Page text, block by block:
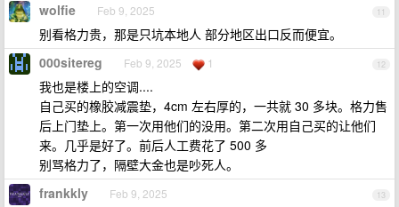
11
wolfie Feb 9, 2025
别看格力贵，那是只坑本地人 部分地区出口反而便宜。
12
000sitereg Feb 9, 2025 1
我也是楼上的空调....
自己买的橡胶减震垫，4cm 左右厚的，一共就 30 多块。格力售
后上门垫上。第一次用他们的没用。第二次用自己买的让他们
来。几乎是好了。前后人工费花了 500 多
别骂格力了，隔壁大金也是吵死人。
13
frankkly Feb 9, 2025